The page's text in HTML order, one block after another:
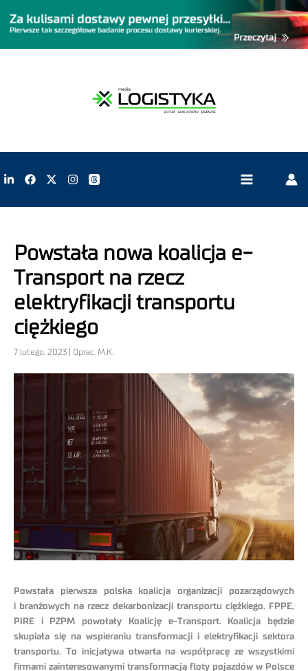
Powstała nowa koalicja e-
Transport na rzecz
elektryfikacji transportu
ciężkiego
7 lutego, 2023 | Oprac. M.K.
Powstała pierwsza polska koalicja organizacji pozarządowych
i branżowych na rzecz dekarbonizacji transportu ciężkiego. FPPE,
PIRE i PZPM powołały Koalicję e-Transport. Koalicja będzie
skupiała się na wspieraniu transformacji i elektryfikacji sektora
transportu. To inicjatywa otwarta na współpracę ze wszystkimi
firmami zainteresowanymi transformacją floty pojazdów w Polsce